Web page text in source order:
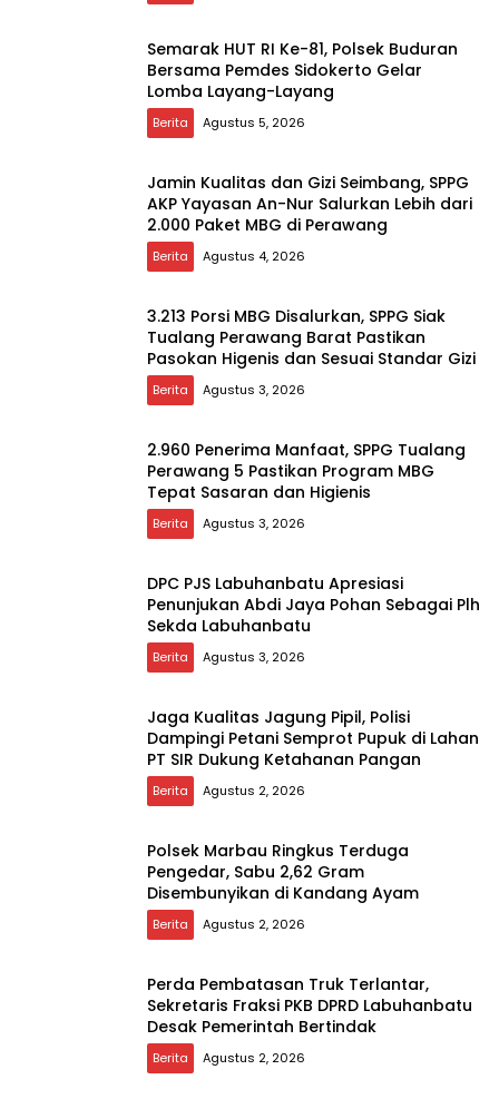
Semarak HUT RI Ke-81, Polsek Buduran
Bersama Pemdes Sidokerto Gelar
Lomba Layang-Layang
Berita Agustus 5, 2026
Jamin Kualitas dan Gizi Seimbang, SPPG
AKP Yayasan An-Nur Salurkan Lebih dari
2.000 Paket MBG di Perawang
Berita Agustus 4, 2026
3.213 Porsi MBG Disalurkan, SPPG Siak
Tualang Perawang Barat Pastikan
Pasokan Higenis dan Sesuai Standar Gizi
Berita Agustus 3, 2026
2.960 Penerima Manfaat, SPPG Tualang
Perawang 5 Pastikan Program MBG
Tepat Sasaran dan Higienis
Berita Agustus 3, 2026
DPC PJS Labuhanbatu Apresiasi
Penunjukan Abdi Jaya Pohan Sebagai Plh
Sekda Labuhanbatu
Berita Agustus 3, 2026
Jaga Kualitas Jagung Pipil, Polisi
Dampingi Petani Semprot Pupuk di Lahan
PT SIR Dukung Ketahanan Pangan
Berita Agustus 2, 2026
Polsek Marbau Ringkus Terduga
Pengedar, Sabu 2,62 Gram
Disembunyikan di Kandang Ayam
Berita Agustus 2, 2026
Perda Pembatasan Truk Terlantar,
Sekretaris Fraksi PKB DPRD Labuhanbatu
Desak Pemerintah Bertindak
Berita Agustus 2, 2026